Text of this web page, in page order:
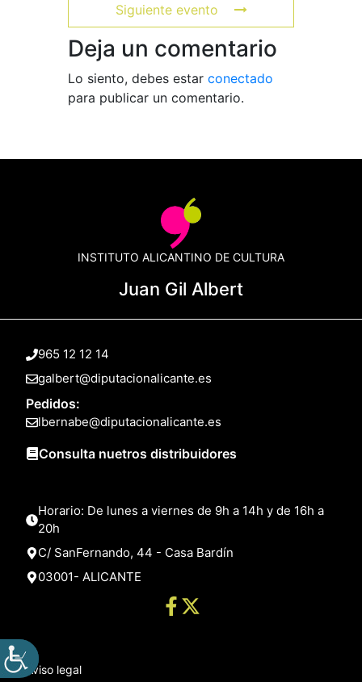
Siguiente evento
Deja un comentario
Lo siento, debes estar conectado
para publicar un comentario.
INSTITUTO ALICANTINO DE CULTURA
Juan Gil Albert
965 12 12 14
galbert@diputacionalicante.es
Pedidos:
lbernabe@diputacionalicante.es
Consulta nuetros distribuidores
Horario: De lunes a viernes de 9h a 14h y de 16h a
20h
C/ SanFernando, 44 - Casa Bardín
03001- ALICANTE
Aviso legal